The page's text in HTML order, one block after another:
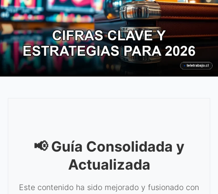
📢 Guía Consolidada y
Actualizada
Este contenido ha sido mejorado y fusionado con